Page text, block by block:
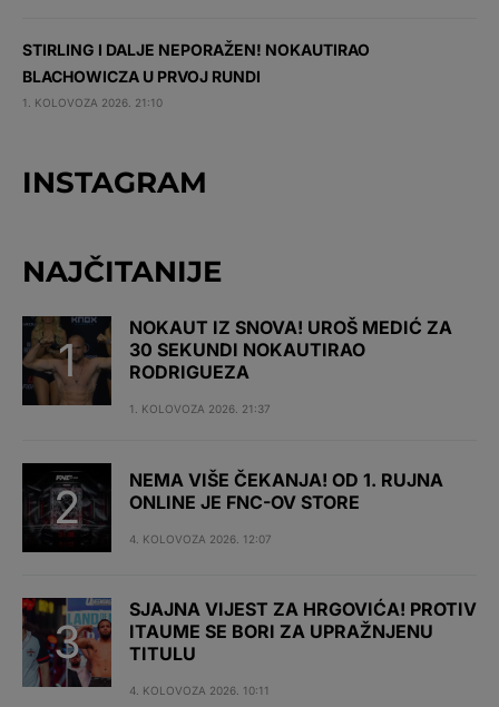
STIRLING I DALJE NEPORAŽEN! NOKAUTIRAO
BLACHOWICZA U PRVOJ RUNDI
1. KOLOVOZA 2026. 21:10
INSTAGRAM
NAJČITANIJE
NOKAUT IZ SNOVA! UROŠ MEDIĆ ZA
30 SEKUNDI NOKAUTIRAO
RODRIGUEZA
1. KOLOVOZA 2026. 21:37
NEMA VIŠE ČEKANJA! OD 1. RUJNA
ONLINE JE FNC-OV STORE
4. KOLOVOZA 2026. 12:07
SJAJNA VIJEST ZA HRGOVIĆA! PROTIV
ITAUME SE BORI ZA UPRAŽNJENU
TITULU
4. KOLOVOZA 2026. 10:11